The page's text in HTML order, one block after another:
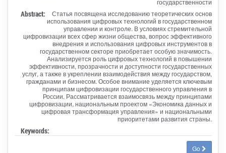
Abstract:
Статья посвящена исследованию теоретических основ
использования цифровых технологий в государственном
управлении и контроле. В условиях стремительной
цифровизации всех сфер жизни общества, вопрос эффективного
внедрения и использования цифровых инструментов в
государственном секторе приобретает особую значимость.
Анализируется роль цифровых технологий в повышении
эффективности, прозрачности и доступности государственных
услуг, а также в укреплении взаимодействия между государством,
гражданами и бизнесом. Особое внимание уделяется ключевым
принципам цифровизации государственного управления в
России. Рассматривается взаимосвязь между принципами
цифровизации, национальным проектом «Экономика данных и
цифровая трансформация управления» и национальными
приоритетами развития страны.
Keywords:
Go